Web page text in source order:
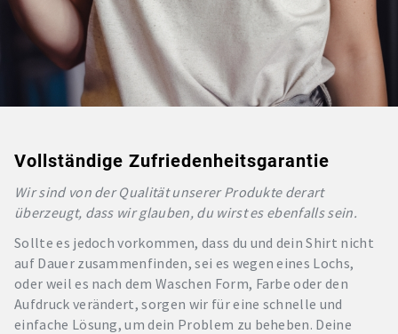
Vollständige Zufriedenheitsgarantie
Wir sind von der Qualität unserer Produkte derart
überzeugt, dass wir glauben, du wirst es ebenfalls sein.
Sollte es jedoch vorkommen, dass du und dein Shirt nicht
auf Dauer zusammenfinden, sei es wegen eines Lochs,
oder weil es nach dem Waschen Form, Farbe oder den
Aufdruck verändert, sorgen wir für eine schnelle und
einfache Lösung, um dein Problem zu beheben. Deine